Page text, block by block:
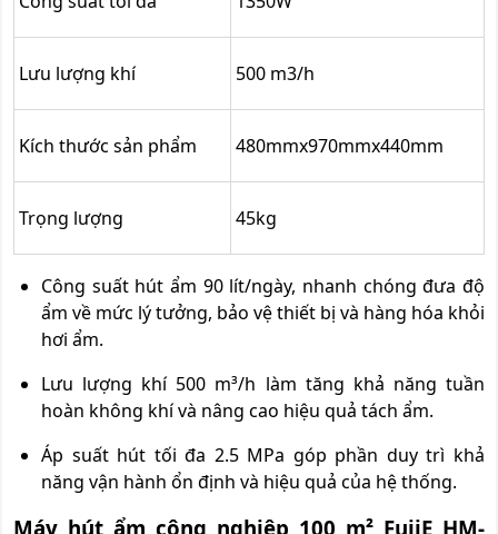
Lưu lượng khí 500 m3/h
Kích thước sản phẩm 480mmx970mmx440mm
Trọng lượng 45kg
Công suất hút ẩm 90 lít/ngày, nhanh chóng đưa độ
ẩm về mức lý tưởng, bảo vệ thiết bị và hàng hóa khỏi
hơi ẩm.
Lưu lượng khí 500 m³/h làm tăng khả năng tuần
hoàn không khí và nâng cao hiệu quả tách ẩm.
Áp suất hút tối đa 2.5 MPa góp phần duy trì khả
năng vận hành ổn định và hiệu quả của hệ thống.
Máy hút ẩm công nghiệp 100 m² FujiE HM-